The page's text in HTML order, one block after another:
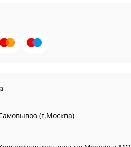
(г.Москва)